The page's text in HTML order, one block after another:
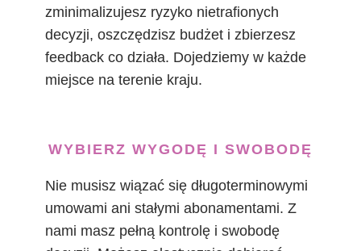
zminimalizujesz ryzyko nietrafionych
decyzji, oszczędzisz budżet i zbierzesz
feedback co działa. Dojedziemy w każde
miejsce na terenie kraju.
WYBIERZ WYGODĘ I SWOBODĘ
Nie musisz wiązać się długoterminowymi
umowami ani stałymi abonamentami. Z
nami masz pełną kontrolę i swobodę